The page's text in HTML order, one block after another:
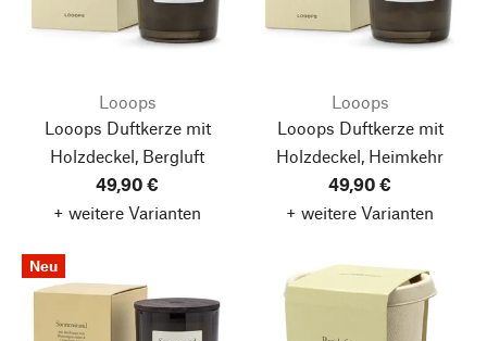
Looops
Looops Duftkerze mit
Holzdeckel, Bergluft
49,90 €
+ weitere Varianten
Looops
Looops Duftkerze mit
Holzdeckel, Heimkehr
49,90 €
+ weitere Varianten
Neu